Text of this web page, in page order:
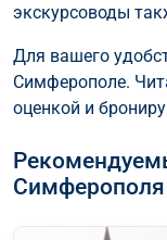
экскурсоводы
Для вашего
Симферополе.
оценкой и
Симферополя